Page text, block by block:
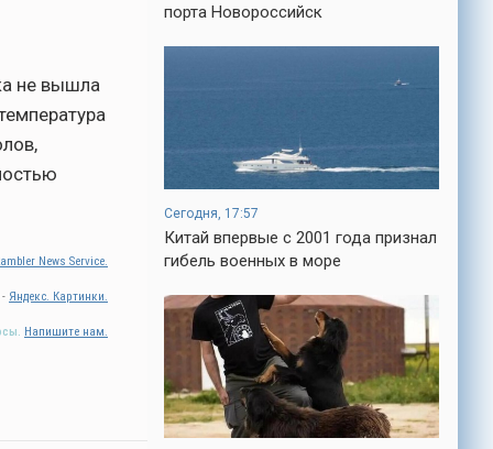
не вышла
News Service.
Яндекс. Картинки.
Напишите нам.
кроме того, кто его дал.
-- Люблю давать советы и очень не
самолюбование.
-- Лучшее, что можно сделать с хорошим
Он никогда не бывает полезен никому,
кроме того, кто его дал.
-- Люблю давать советы и очень не
порта Новороссийск
Сегодня, 17:57
Китай впервые с 2001 года признал
гибель военных в море